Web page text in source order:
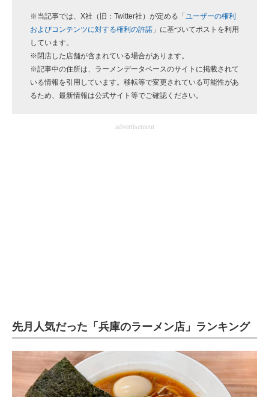
AI活用のいまが分かる
企業ITのトレンドを詳説
経営リーダーのコミュニティ
ちょっと気になるネットの話題
※当記事では、X社（旧：Twitter社）が定める「 ユーザーの権利
およびコンテンツに対する権利の許諾 」に基づいてポストを利用
しています。
※閉店した店舗が含まれている場合があります。
※記事中の住所は、ラーメンデータベースのサイトに掲載されて
いる情報を引用しています。移転等で変更されている可能性があ
るため、最新情報は公式サイト等でご確認ください。
advertisement
先月人気だった「兵庫のラーメン店」ランキング